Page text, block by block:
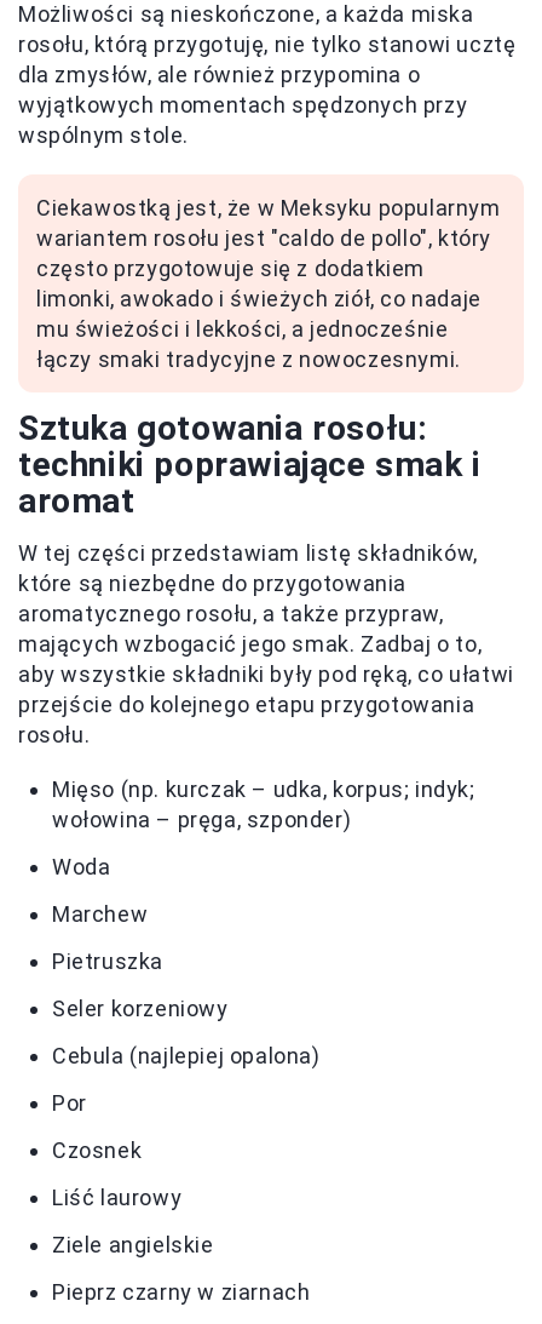
Możliwości są nieskończone, a każda miska
rosołu, którą przygotuję, nie tylko stanowi ucztę
dla zmysłów, ale również przypomina o
wyjątkowych momentach spędzonych przy
wspólnym stole.
Ciekawostką jest, że w Meksyku popularnym
wariantem rosołu jest "caldo de pollo", który
często przygotowuje się z dodatkiem
limonki, awokado i świeżych ziół, co nadaje
mu świeżości i lekkości, a jednocześnie
łączy smaki tradycyjne z nowoczesnymi.
Sztuka gotowania rosołu:
techniki poprawiające smak i
aromat
W tej części przedstawiam listę składników,
które są niezbędne do przygotowania
aromatycznego rosołu, a także przypraw,
mających wzbogacić jego smak. Zadbaj o to,
aby wszystkie składniki były pod ręką, co ułatwi
przejście do kolejnego etapu przygotowania
rosołu.
Mięso (np. kurczak – udka, korpus; indyk;
wołowina – pręga, szponder)
Woda
Marchew
Pietruszka
Seler korzeniowy
Cebula (najlepiej opalona)
Por
Czosnek
Liść laurowy
Ziele angielskie
Pieprz czarny w ziarnach